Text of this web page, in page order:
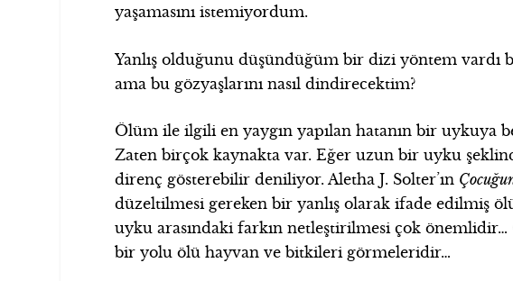
yaşamasını istemiyordum.
Yanlış olduğunu düşündüğüm bir dizi yöntem vardı
ama bu gözyaşlarını nasıl dindirecektim?
Ölüm ile ilgili en yaygın yapılan hatanın bir uykuya
Zaten birçok kaynakta var. Eğer uzun bir uyku
direnç gösterebilir deniliyor. Aletha J. Solter’ın
düzeltilmesi gereken bir yanlış olarak ifade edilmiş
uyku arasındaki farkın netleştirilmesi çok
bir yolu ölü hayvan ve bitkileri görmeleridir…